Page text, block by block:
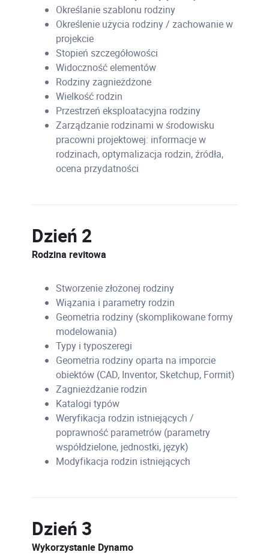
Określanie szablonu rodziny
Określenie użycia rodziny / zachowanie w
projekcie
Stopień szczegółowości
Widoczność elementów
Rodziny zagnieżdżone
Wielkość rodzin
Przestrzeń eksploatacyjna rodziny
Zarządzanie rodzinami w środowisku
pracowni projektowej: informacje w
rodzinach, optymalizacja rodzin, źródła,
ocena przydatności
Dzień 2
Rodzina revitowa
Stworzenie złożonej rodziny
Wiązania i parametry rodzin
Geometria rodziny (skomplikowane formy
modelowania)
Typy i typoszeregi
Geometria rodziny oparta na imporcie
obiektów (CAD, Inventor, Sketchup, Formit)
Zagnieżdżanie rodzin
Katalogi typów
Weryfikacja rodzin istniejących /
poprawność parametrów (parametry
współdzielone, jednostki, język)
Modyfikacja rodzin istniejących
Dzień 3
Wykorzystanie Dynamo